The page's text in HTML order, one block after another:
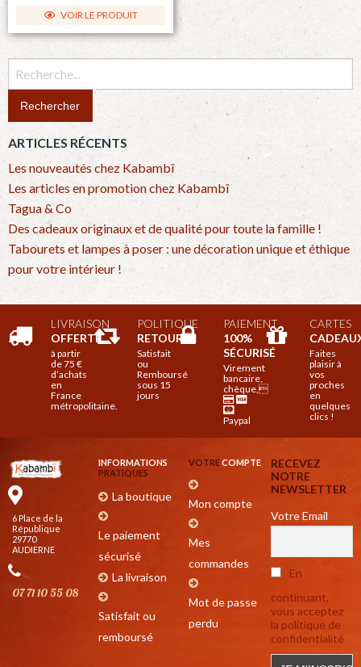
VOIR LE PRODUIT
Ce
produit
plusieurs
variations.
Les
options
peuvent
être
choisies
sur
la
du
produit
Recherchez
:
ARTICLES RÉCENTS
Les nouveautés chez Kabambî
Les articles en promotion chez Kabambî
Tagua & Co
Des cadeaux originaux et de qualité pour toute la famille !
Tabourets et lampes à poser : une décoration unique et éthique
pour votre intérieur !
LIVRAISON
OFFERTE
à partir
de 75 €
d’achats
en
France
métropolitaine.
POLITIQUE
RETOUR
Satisfait
ou
Remboursé
sous 15
jours
PAIEMENT
100%
SÉCURISÉ
Virement
bancaire,
chèque,
Paypal
CARTES
Faites
plaisir à
vos
proches
en
quelques
clics !
6 Place de la
République
29770
AUDIERNE
07 71 10 55 08
INFORMATIONS
PRATIQUES
La boutique
Le paiement
sécurisé
La livraison
Satisfait ou
remboursé
VOTRECOMPTE
Mon compte
Mes
commandes
Mot de passe
perdu
RECEVEZ
NOTRE
NEWSLETTER
Votre Email
En
continuant,
vous acceptez
la politique de
confidentialité